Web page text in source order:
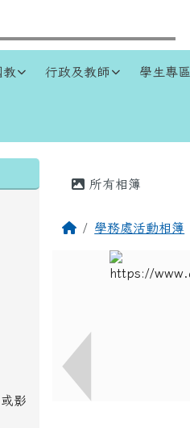
網
教 行政及教師 學生專區
影
主內容區域
所有相簿
回首頁學務處活動相簿